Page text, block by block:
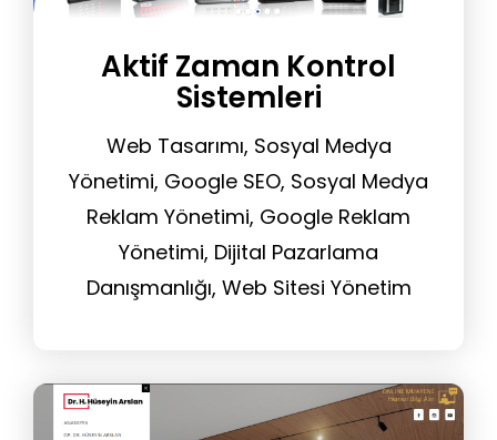
Aktif Zaman Kontrol
Sistemleri
Web Tasarımı, Sosyal Medya
Yönetimi, Google SEO, Sosyal Medya
Reklam Yönetimi, Google Reklam
Yönetimi, Dijital Pazarlama
Danışmanlığı, Web Sitesi Yönetim